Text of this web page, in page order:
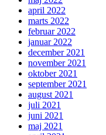
april 2022
marts 2022
februar 2022
januar 2022
december 2021
november 2021
oktober 2021
september 2021
august 2021
juli 2021
juni 2021
maj 2021